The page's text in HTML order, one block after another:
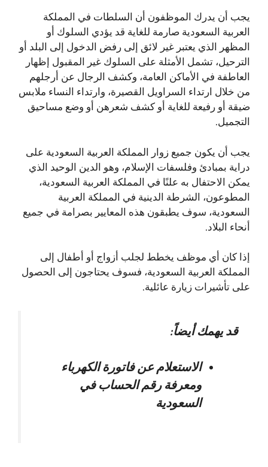
يجب أن يدرك الموظفون أن السلطات في المملكة
العربية السعودية صارمة للغاية قد يؤدي السلوك أو
المظهر الذي يعتبر غير لائق إلى رفض الدخول إلى البلد أو
الترحيل، تشمل الأمثلة على السلوك غير المقبول إظهار
العاطفة في الأماكن العامة، وكشف الرجال عن أرجلهم
من خلال ارتداء السراويل القصيرة، وارتداء النساء ملابس
ضيقة أو رفيعة للغاية أو كشف شعرهن أو وضع مساحيق
التجميل.
يجب أن يكون جميع زوار المملكة العربية السعودية على
دراية بمبادئ وفلسفات الإسلام، وهو الدين الوحيد الذي
يمكن الاحتفال به علنًا في المملكة العربية السعودية،
المطوعون، الشرطة الدينية في المملكة العربية
السعودية، سوف يطبقون هذه المعايير بصرامة في جميع
أنحاء البلاد.
إذا كان أي موظف يخطط لجلب أزواج أو أطفال إلى
المملكة العربية السعودية، فسوف يحتاجون إلى الحصول
على تأشيرات زيارة عائلية.
قد يهمك أيضاً:
الاستعلام عن فاتورة الكهرباء
ومعرفة رقم الحساب في
السعودية